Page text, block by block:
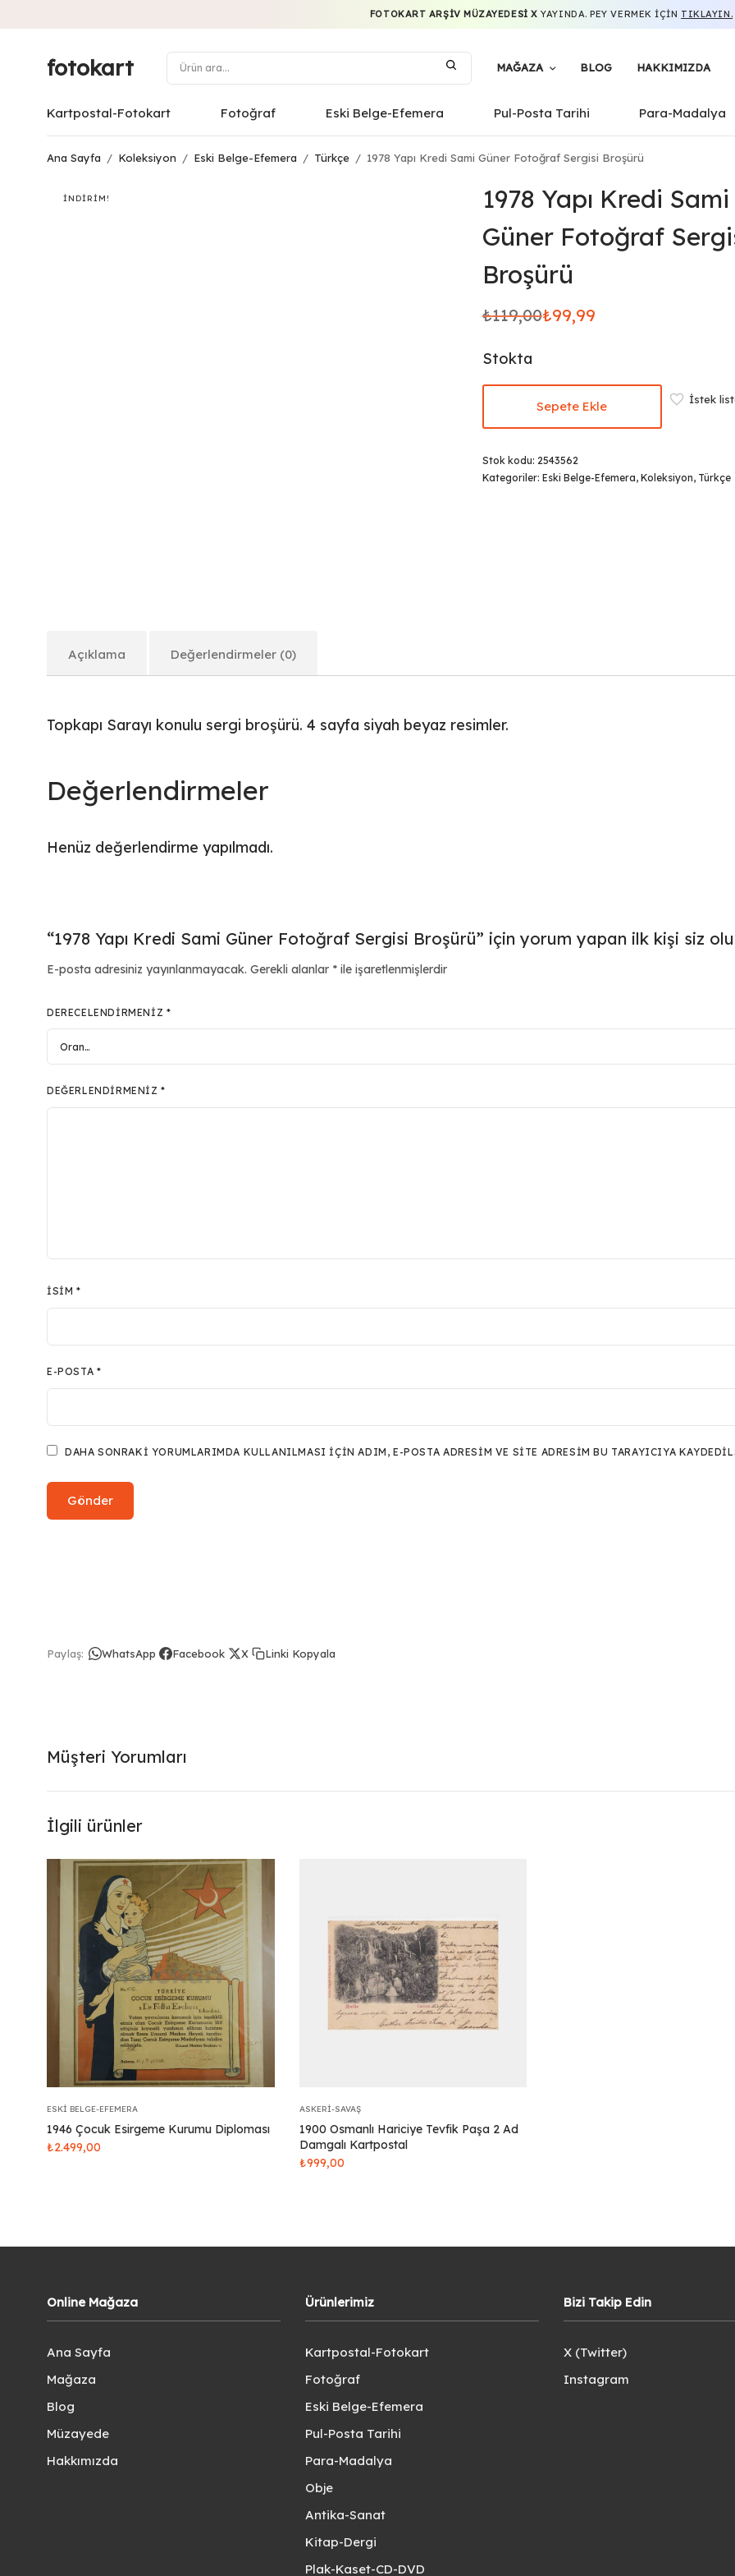
FOTOKART ARŞIV MÜZAYEDESI X YAYINDA. PEY VERMEK IÇIN TIKLAYIN.
fotokart MAĞAZA BLOG HAKKIMIZDA
Kartpostal-Fotokart Fotoğraf Eski Belge-Efemera Pul-Posta Tarihi Para-Madalya
Ana Sayfa / Koleksiyon / Eski Belge-Efemera / Türkçe / 1978 Yapı Kredi Sami Güner Fotoğraf Sergisi Broşürü
İNDIRIM!
1978 Yapı Kredi Sami
Güner Fotoğraf
Broşürü
₺119,00
Orijinal
₺119,00.
₺99,99
Şu
fiyat:
₺99,99.
Stokta
Sepete Ekle İstek
Stok kodu: 2543562
Kategoriler: Eski Belge-Efemera, Koleksiyon, Türkçe
Açıklama Değerlendirmeler (0)
Topkapı Sarayı konulu sergi broşürü. 4 sayfa siyah beyaz resimler.
Değerlendirmeler
Henüz değerlendirme yapılmadı.
“1978 Yapı Kredi Sami Güner Fotoğraf Sergisi Broşürü” için yorum yapan ilk kişi siz
E-posta adresiniz yayınlanmayacak. Gerekli alanlar * ile işaretlenmişlerdir
DERECELENDIRMENIZ *
DEĞERLENDIRMENIZ*
İSIM*
E-POSTA *
DAHA SONRAKI YORUMLARIMDA KULLANILMASI IÇIN ADIM, E-POSTA ADRESIM VE SITE ADRESIM BU TARAYICIYA
Paylaş: WhatsApp Facebook X Linki Kopyala
Müşteri Yorumları
İlgili ürünler
ESKI BELGE-EFEMERA
1946 Çocuk Esirgeme Kurumu Diploması
₺2.499,00
ASKERI-SAVAŞ
1900 Osmanlı Hariciye Tevfik Paşa 2 Ad
Damgalı Kartpostal
₺999,00
Online Mağaza
Ana Sayfa
Mağaza
Blog
Müzayede
Hakkımızda
Ürünlerimiz
Kartpostal-Fotokart
Fotoğraf
Eski Belge-Efemera
Pul-Posta Tarihi
Para-Madalya
Obje
Antika-Sanat
Kitap-Dergi
Plak-Kaset-CD-DVD
Bizi Takip Edin
X (Twitter)
Instagram